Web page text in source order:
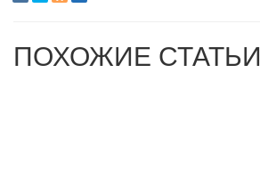
ПОХОЖИЕ СТАТЬИ